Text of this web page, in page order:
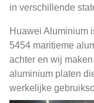
in verschillende
Huawei Aluminium
5454 maritieme
achter en wij
aluminium platen
werkelijke